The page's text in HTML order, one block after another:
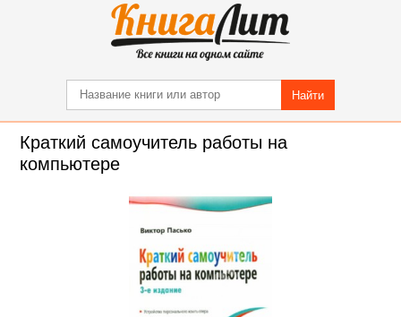
Найти
Краткий самоучитель работы на
компьютере